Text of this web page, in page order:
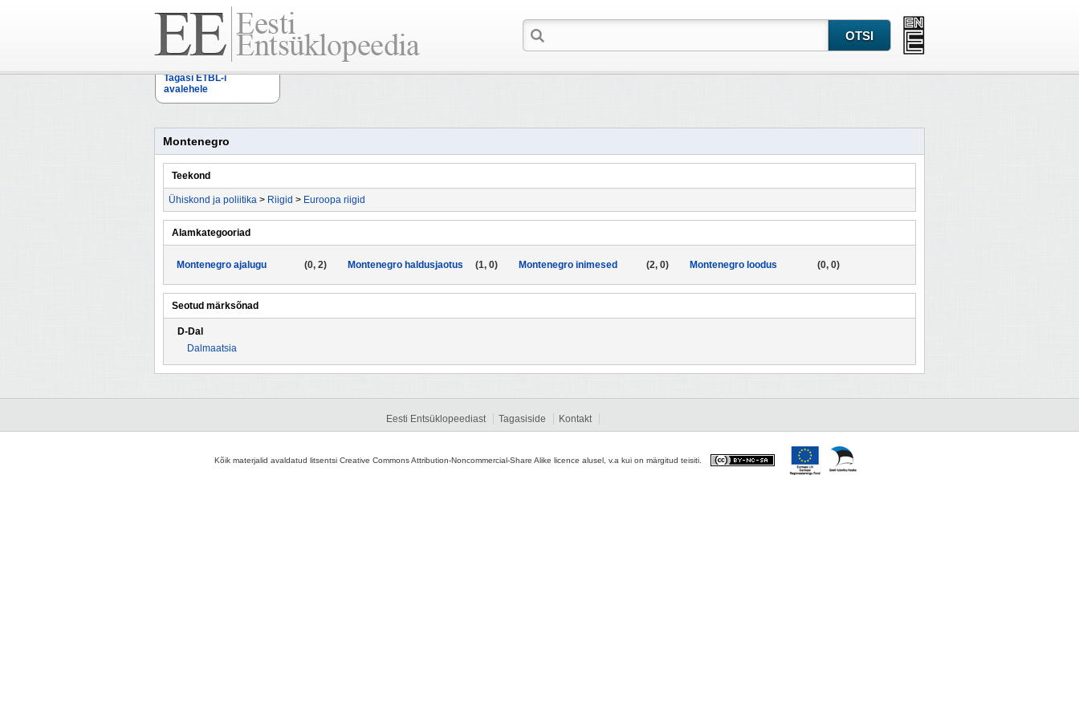
Tagasi ETBL-i
avalehele
Montenegro
Teekond
Ühiskond ja poliitika > Riigid > Euroopa riigid
Alamkategooriad
(0, 2)
Montenegro ajalugu (1, 0)
Montenegro haldusjaotus (2, 0)
Montenegro inimesed (0, 0)
Montenegro loodus
Seotud märksõnad
D-Dal
Dalmaatsia
Eesti Entsüklopeediast Tagasiside Kontakt
Kõik materjalid avaldatud litsentsi Creative Commons Attribution-Noncommercial-Share Alike licence alusel, v.a kui on märgitud teisiti.